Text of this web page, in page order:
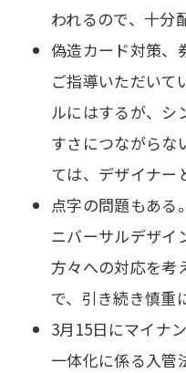
われるので、十分
偽造カード対策、
ご指導いただいて
ルにはするが、シ
すさにつながらな
ては、デザイナー
点字の問題もある
ニバーサルデザイ
方々への対応を考
で、引き続き慎重
3月15日にマイナ
一体化に係る入管